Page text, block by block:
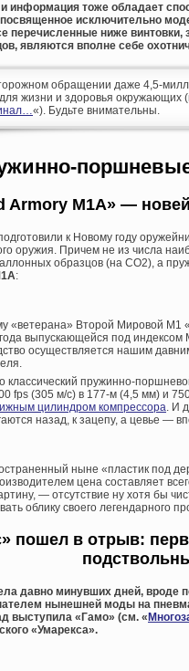
информация тоже обладает
исключительно
перечисленные ниже
являются вполне себе
обращении даже 4,5-
жизни и здоровья окружающих
«). Будьте внимательны.
Armory M1A» —
к Новому году
оружия. Причем не из числа
образцов (на СО2), а
:
«ветерана» Второй Мировой М1
выпускающейся под
осуществляется нашим
классический пружинно-
fps (305 м/с) в 177-м (4,5 мм) и
цилиндром компрессора . И
назад, к зацепу, а цевье —
ныне «пластик под
цена составляет
— отсутствие ну хотя бы
облику своего легендарного
пошел в отрыв:
давно минувших дней, вроде
нынешней моды на
выступила «Гамо» (см. «
«Умарекса».